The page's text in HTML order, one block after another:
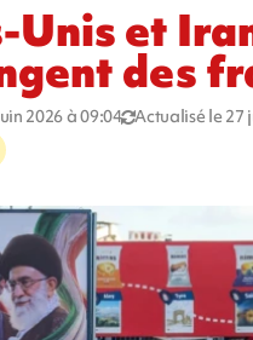
Unis et
des
2026 à 09:04 Actualisé le 27